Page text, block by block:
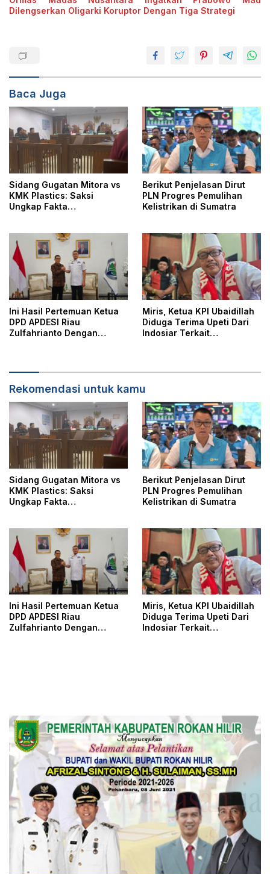
Dilengserkan Oligarki Koruptor Dengan Tiga Strategi
Baca Juga
Sidang Gugatan Mitora vs
KMK Plastics: Saksi
Ungkap Fakta
Resona Perdania
Berikut Penjelasan Dirut
PLN Progres Pemulihan
Kelistrikan di Sumatra
Ini Hasil Pertemuan Ketua
DPD APDESI Riau
Zulfahrianto Dengan
Miris, Ketua KPI Ubaidillah
Diduga Terima Upeti Dari
Indosiar Terkait
Rekomendasi untuk kamu
Sidang Gugatan Mitora vs
KMK Plastics: Saksi
Ungkap Fakta
Resona Perdania
Berikut Penjelasan Dirut
PLN Progres Pemulihan
Kelistrikan di Sumatra
Ini Hasil Pertemuan Ketua
DPD APDESI Riau
Zulfahrianto Dengan
Miris, Ketua KPI Ubaidillah
Diduga Terima Upeti Dari
Indosiar Terkait